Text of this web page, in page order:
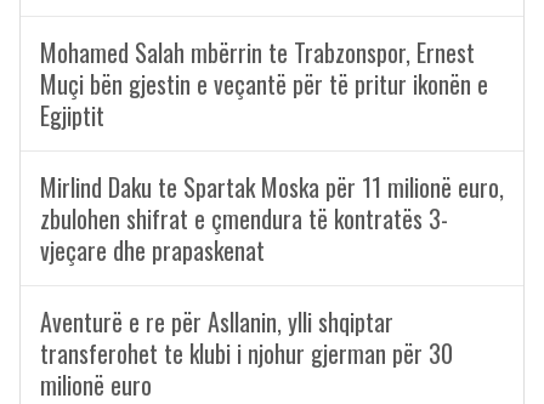
Mohamed Salah mbërrin te Trabzonspor, Ernest
Muçi bën gjestin e veçantë për të pritur ikonën e
Egjiptit
Mirlind Daku te Spartak Moska për 11 milionë euro,
zbulohen shifrat e çmendura të kontratës 3-
vjeçare dhe prapaskenat
Aventurë e re për Asllanin, ylli shqiptar
transferohet te klubi i njohur gjerman për 30
milionë euro